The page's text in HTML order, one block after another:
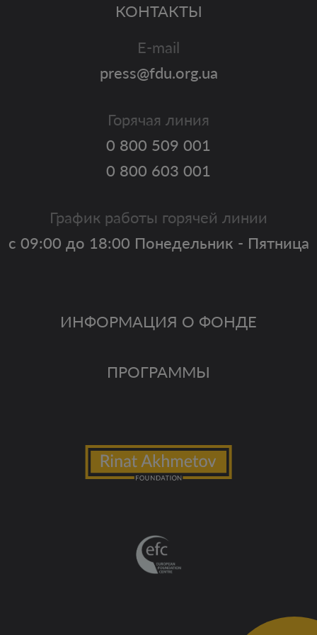
ИНФОРМАЦИЯ О ФОНДЕ
ПРОГРАММЫ
КОНТАКТЫ
E-mail
press@fdu.org.ua
Горячая линия
0 800 509 001
0 800 603 001
График работы горячей линии
с 09:00 до 18:00 Понедельник - Пятница